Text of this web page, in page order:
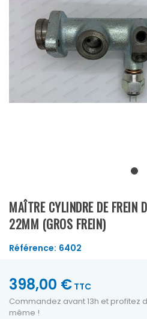
MAÎTRE CYLINDRE DE FREIN
22MM (GROS FREIN)
Référence: 6402
398,00 € TTC
Commandez avant 13h et profitez
même !